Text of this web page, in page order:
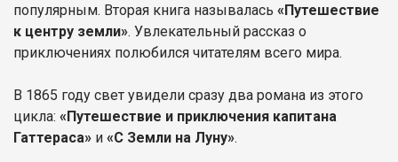
популярным. Вторая книга называлась «Путешествие
к центру земли». Увлекательный рассказ о
приключениях полюбился читателям всего мира.
В 1865 году свет увидели сразу два романа из этого
цикла: «Путешествие и приключения капитана
Гаттераса» и «С Земли на Луну».